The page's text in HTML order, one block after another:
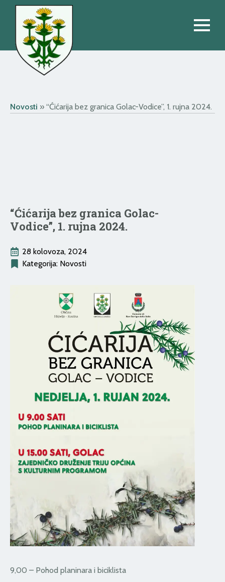
Novosti » “Ćićarija bez granica Golac-Vodice”, 1. rujna 2024.
“Ćićarija bez granica Golac-
Vodice”, 1. rujna 2024.
28 kolovoza, 2024
Kategorija: Novosti
9,00 – Pohod planinara i biciklista